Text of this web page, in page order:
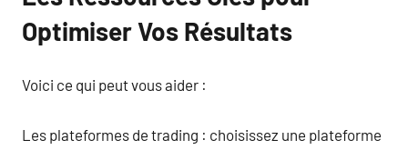
Optimiser Vos Résultats
Voici ce qui peut vous aider :
Les plateformes de trading : choisissez une plateforme